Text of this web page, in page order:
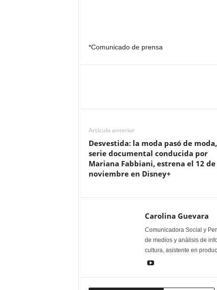
*Comunicado de prensa
Artículo anterior
Desvestida: la moda pasó de
serie documental conducida por
Mariana Fabbiani, estrena el 12 de
noviembre en Disney+
Carolina Guevara
Comunicadora Social y
de medios y análisis de
cultura, asistente en